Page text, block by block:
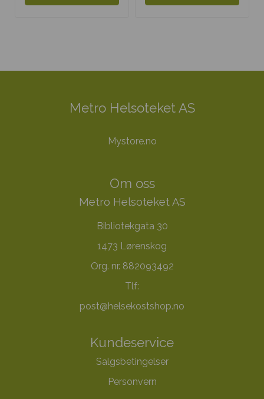
Metro Helsoteket AS
Mystore.no
Om oss
Metro Helsoteket AS
Bibliotekgata 30
1473 Lørenskog
Org. nr. 882093492
Tlf:
post@helsekostshop.no
Kundeservice
Salgsbetingelser
Personvern